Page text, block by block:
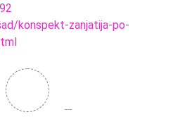
konspekt-zanjatija-po-